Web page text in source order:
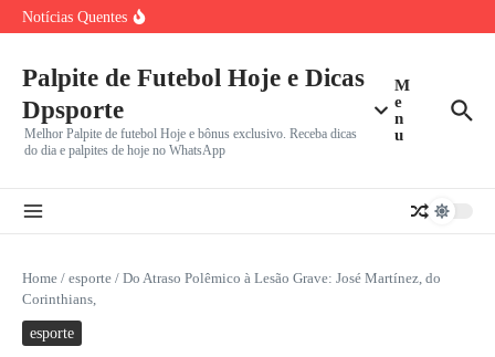
Ir para o conteúdo
Notícias Quentes
Alerta de Vendaval no Rio: Fluminense Fecha Sede em
Palpite de Futebol Hoje e Dicas
Dpsporte
Melhor Palpite de futebol Hoje e bônus exclusivo. Receba dicas
do dia e palpites de hoje no WhatsApp
M
e
n
u
Home / esporte / Do Atraso Polêmico à Lesão Grave: José Martínez, do
Corinthians,
esporte